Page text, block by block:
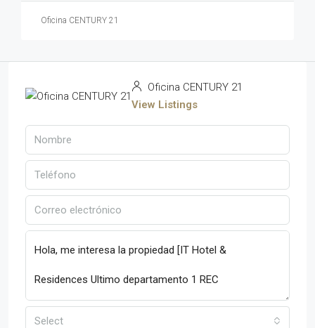
Oficina CENTURY 21
Oficina CENTURY 21
View Listings
Select